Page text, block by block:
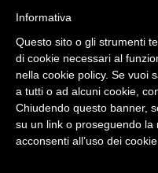
privacy policy cookie
Marcello Campora -
Informativa
Questo sito o gli strumenti
di cookie necessari al
nella cookie policy. Se vuoi
a tutti o ad alcuni cookie,
Chiudendo questo banner,
su un link o proseguendo la
acconsenti all’uso dei cookie.